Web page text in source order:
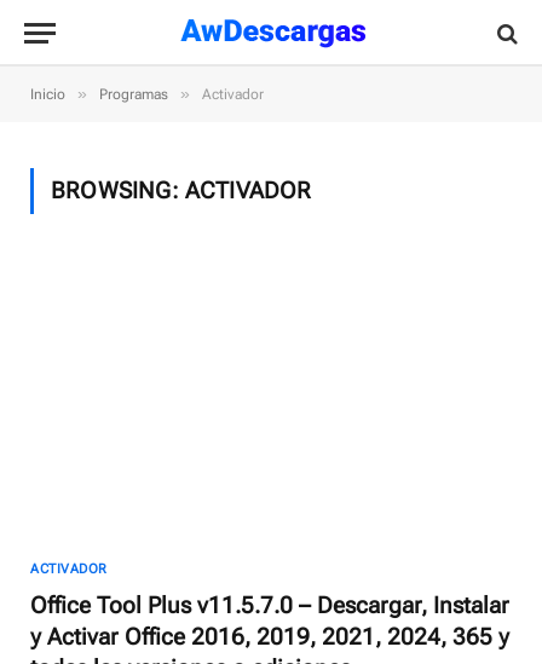
Inicio » Programas » Activador
BROWSING: ACTIVADOR
ACTIVADOR
Office Tool Plus v11.5.7.0 – Descargar, Instalar
y Activar Office 2016, 2019, 2021, 2024, 365 y